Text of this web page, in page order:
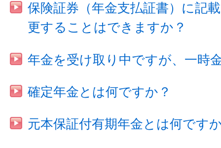
保険証券（年金支払証書）に記
更することはできますか？
年金を受け取り中ですが、一時
確定年金とは何ですか？
元本保証付有期年金とは何です